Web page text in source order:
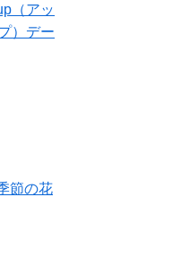
（アッ
）デー
節の花